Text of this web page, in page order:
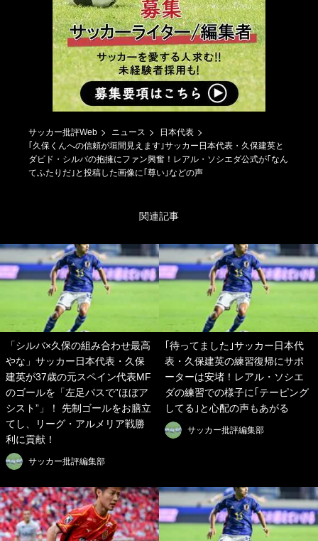
サッカー批評Web ニュース
日本代表
｢久保くんへの信頼が垣間見えます｣サッカー日本代表・久保建英と
ダビド・シルバの抱擁にファン興奮！レアル・ソシエダ公式が｢なん
てふたりだ｣と投稿した画像に｢尊い｣などの声
関連記事
「シルバ×久保の組み合わせ最高
やな」サッカー日本代表・久保
建英が37歳の元スペイン代表MF
のゴールを「左足パスで”ほぼア
シスト”」！ 先制ゴールをお膳立
てし、リーグ・アルメリア戦勝
利に貢献！
サッカー批評編集部
｢待ってました｣サッカー日本代
表・久保建英の練習復帰にサポ
ーターは安堵！レアル・ソシエ
ダの練習での様子に｢テーピング
してる｣と心配の声もあがる
サッカー批評編集部